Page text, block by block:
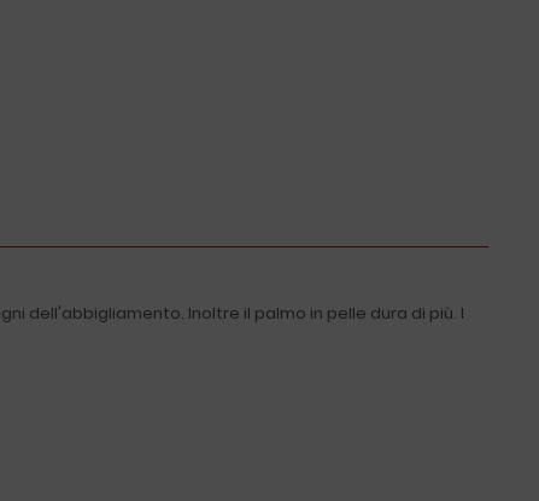
dell'abbigliamento. Inoltre il palmo in pelle dura di più. I